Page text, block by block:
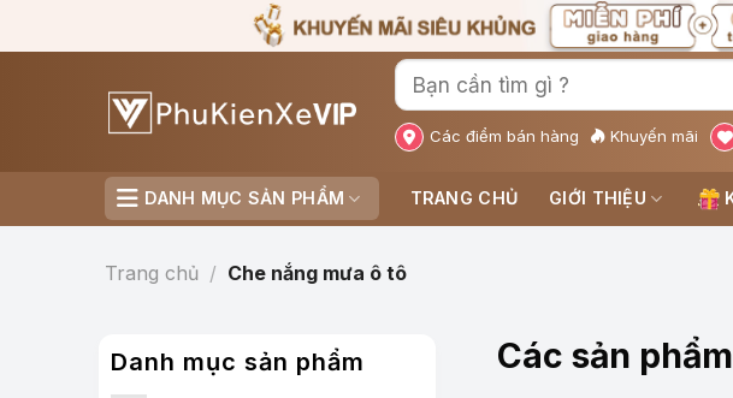
qua
Các điểm bán hàng Khuyến mãi
DANH MỤC SẢN PHẨM TRANG CHỦ GIỚI THIỆU
Trang chủ / Che nắng mưa ô tô
Danh mục sản phẩm
Các sản